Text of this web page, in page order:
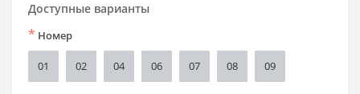
Доступные варианты
* Номер
01 02 04 06 07 08 09